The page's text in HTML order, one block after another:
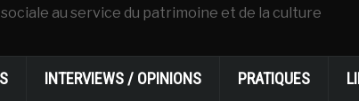
au service du patrimoine et de la culture
INTERVIEWS / OPINIONS PRATIQUES